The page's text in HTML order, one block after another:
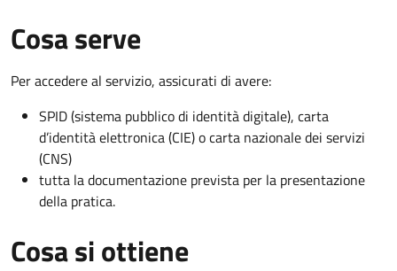
Cosa serve
Per accedere al servizio, assicurati di avere:
SPID (sistema pubblico di identità digitale), carta
d’identità elettronica (CIE) o carta nazionale dei servizi
(CNS)
tutta la documentazione prevista per la presentazione
della pratica.
Cosa si ottiene